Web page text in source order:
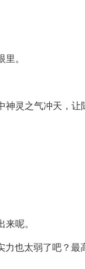
。
灵之气冲天，让
呢。
也太弱了吧？